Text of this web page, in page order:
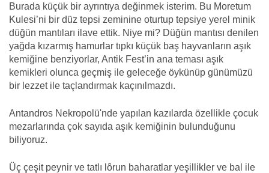
Burada küçük bir ayrıntıya değinmek isterim. Bu Moretum
Kulesi’ni bir düz tepsi zeminine oturtup tepsiye yerel minik
düğün mantıları ilave ettik. Niye mi? Düğün mantısı denilen
yağda kızarmış hamurlar tıpkı küçük baş hayvanların aşık
kemiğine benziyorlar, Antik Fest’in ana teması aşık
kemikleri olunca geçmiş ile geleceğe öykünüp günümüzü
bir lezzet ile taçlandırmak kaçınılmazdı.
Antandros Nekropolü'nde yapılan kazılarda özellikle çocuk
mezarlarında çok sayıda aşık kemiğinin bulunduğunu
biliyoruz.
Üç çeşit peynir ve tatlı lôrun baharatlar yeşillikler ve bal ile